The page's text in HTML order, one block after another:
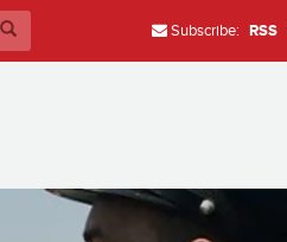
Subscribe: RSS